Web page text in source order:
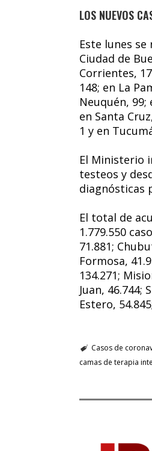
LOS NUEVOS
Este lunes
Ciudad de
Corrientes,
148; en La
Neuquén, 99;
en Santa
1 y en
El Ministerio
testeos y
diagnósticas
El total de
1.779.550
71.881;
Formosa,
134.271;
Juan, 46.744;
Estero,
Casos de
camas de terapia